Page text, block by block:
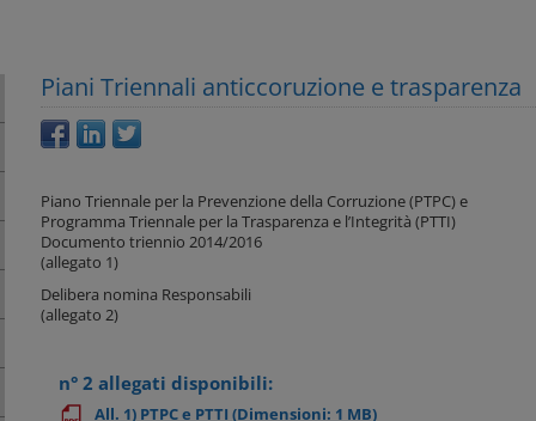
Piani Triennali anticcoruzione e trasparenza
Piano Triennale per la Prevenzione della Corruzione (PTPC) e
Programma Triennale per la Trasparenza e l’Integrità (PTTI)
Documento triennio 2014/2016
(allegato 1)
Delibera nomina Responsabili
(allegato 2)
n° 2 allegati disponibili:
All. 1) PTPC e PTTI (Dimensioni: 1 MB)